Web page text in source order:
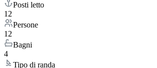
Posti letto
12
Persone
12
Bagni
4
Tipo di randa